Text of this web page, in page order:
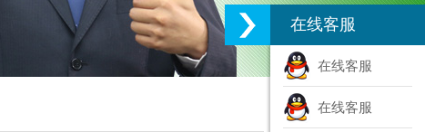
在线客服
在线客服
在线客服